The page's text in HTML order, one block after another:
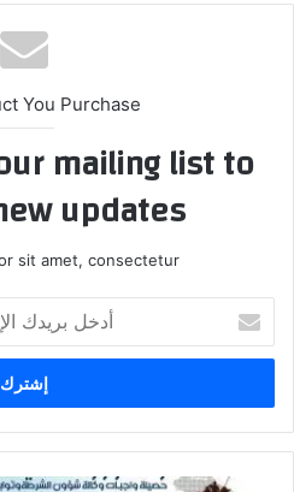
You Purchase
mailing list to
updates!
sit amet, consectetur.
بريدك
الإلكتروني